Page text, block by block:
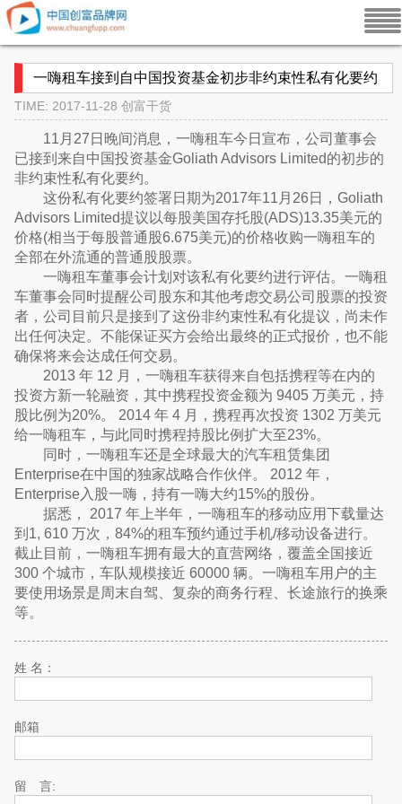
一嗨租车接到自中国投资基金初步非约束性私有化要约
TIME: 2017-11-28 创富干货
11月27日晚间消息，一嗨租车今日宣布，公司董事会
已接到来自中国投资基金Goliath Advisors Limited的初步的
非约束性私有化要约。
这份私有化要约签署日期为2017年11月26日，Goliath
Advisors Limited提议以每股美国存托股(ADS)13.35美元的
价格(相当于每股普通股6.675美元)的价格收购一嗨租车的
全部在外流通的普通股股票。
一嗨租车董事会计划对该私有化要约进行评估。一嗨租
车董事会同时提醒公司股东和其他考虑交易公司股票的投资
者，公司目前只是接到了这份非约束性私有化提议，尚未作
出任何决定。不能保证买方会给出最终的正式报价，也不能
确保将来会达成任何交易。
2013 年 12 月，一嗨租车获得来自包括携程等在内的
投资方新一轮融资，其中携程投资金额为 9405 万美元，持
股比例为20%。 2014 年 4 月，携程再次投资 1302 万美元
给一嗨租车，与此同时携程持股比例扩大至23%。
同时，一嗨租车还是全球最大的汽车租赁集团
Enterprise在中国的独家战略合作伙伴。 2012 年，
Enterprise入股一嗨，持有一嗨大约15%的股份。
据悉， 2017 年上半年，一嗨租车的移动应用下载量达
到1, 610 万次，84%的租车预约通过手机/移动设备进行。
截止目前，一嗨租车拥有最大的直营网络，覆盖全国接近
300 个城市，车队规模接近 60000 辆。一嗨租车用户的主
要使用场景是周末自驾、复杂的商务行程、长途旅行的换乘
等。
姓 名：
邮箱
留 言: